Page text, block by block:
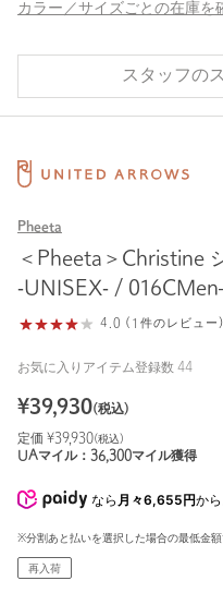
カラー／サイズごとの在庫を
スタッフの
Pheeta
＜Pheeta＞Christine
‐UNISEX‐ /
4.0 (1件のレビュー)
お気に入りアイテム登録数 44
¥39,930(税込)
定価 ¥39,930(税込)
UAマイル： 36,300マイル獲得
なら 月々6,655円か
※分割あと払いを選択した場合の最低金
再入荷